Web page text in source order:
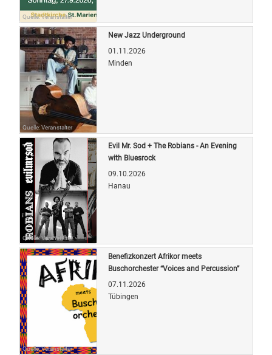
Quelle: Veranstalter
Quelle: Veranstalter
New Jazz Underground
01.11.2026
Minden
Quelle: Veranstalter
Evil Mr. Sod + The Robians - An Evening
with Bluesrock
09.10.2026
Hanau
Quelle: Veranstalter
Benefizkonzert Afrikor meets
Buschorchester “Voices and Percussion”
07.11.2026
Tübingen